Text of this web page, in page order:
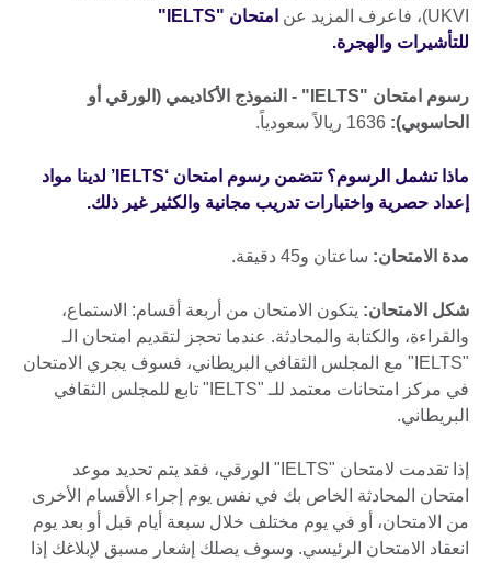
UKVI)، فاعرف المزيد عن
امتحان "IELTS"
للتأشيرات والهجرة.
رسوم امتحان "IELTS" - النموذج الأكاديمي (الورقي أو
الحاسوبي):
ماذا تشمل الرسوم؟ تتضمن رسوم امتحان ‘IELTS’ لدينا مواد
إعداد حصرية واختبارات تدريب مجانية والكثير غير ذلك.
مدة الامتحان: ساعتان و45 دقيقة.
شكل الامتحان: يتكون الامتحان من أربعة أقسام: الاستماع،
والقراءة، والكتابة والمحادثة. عندما تحجز لتقديم امتحان الـ
"IELTS" مع المجلس الثقافي البريطاني، فسوف يجري الامتحان
في مركز امتحانات معتمد للـ "IELTS" تابع للمجلس الثقافي
البريطاني.
إذا تقدمت لامتحان "IELTS" الورقي، فقد يتم تحديد موعد
امتحان المحادثة الخاص بك في نفس يوم إجراء الأقسام الأخرى
من الامتحان، أو في يوم مختلف خلال سبعة أيام قبل أو بعد يوم
انعقاد الامتحان الرئيسي. وسوف يصلك إشعار مسبق لإبلاغك إذا